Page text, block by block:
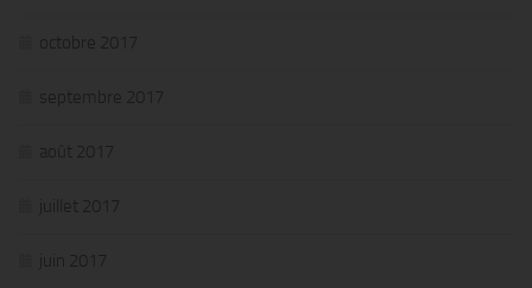
octobre 2017
septembre 2017
août 2017
juillet 2017
juin 2017